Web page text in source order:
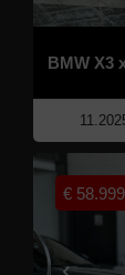
BMW X3
€ 58.999